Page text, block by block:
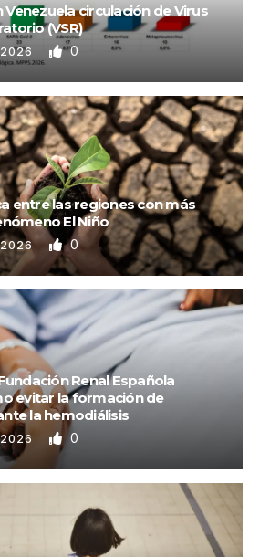
circulación de Virus
(VSR)
0
entre las regiones con más
El Niño
2026 0
Renal Española
evitar la formación de
la hemodiálisis
0